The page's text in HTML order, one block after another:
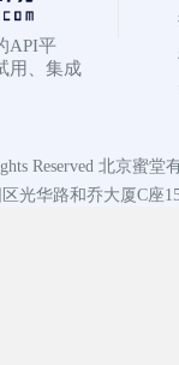
API平
用、集成
Reserved 北京蜜堂
光华路和乔大厦C座